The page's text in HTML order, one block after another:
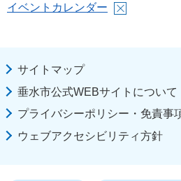
イベントカレンダー
サイトマップ
垂水市公式WEBサイトについて
プライバシーポリシー・免責事
ウェブアクセシビリティ方針